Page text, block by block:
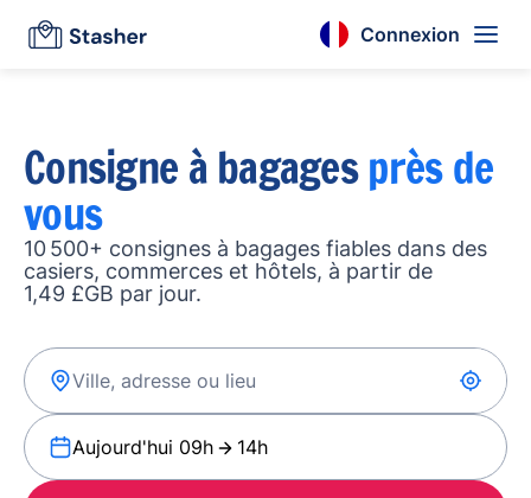
Connexion
Consigne à bagagesprès de
vous
10 500+ consignes à bagages fiables dans des
casiers, commerces et hôtels, à partir de
1,49 £GB par jour.
Aujourd'hui 09h 14h